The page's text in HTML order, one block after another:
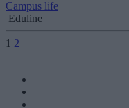
Campus life
Eduline
1 2